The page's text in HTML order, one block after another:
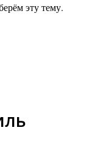
эту тему.